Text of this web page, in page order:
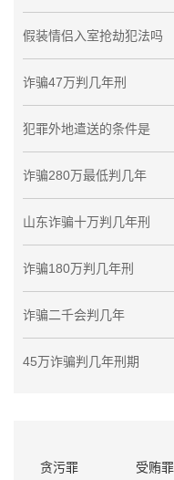
假装情侣入室抢劫犯法吗
诈骗47万判几年刑
犯罪外地遣送的条件是
诈骗280万最低判几年
山东诈骗十万判几年刑
诈骗180万判几年刑
诈骗二千会判几年
45万诈骗判几年刑期
贪污罪 受贿罪